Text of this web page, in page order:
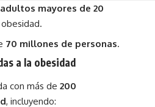
mayores de 20
70 millones de personas.
a la obesidad
con más de 200
, incluyendo: